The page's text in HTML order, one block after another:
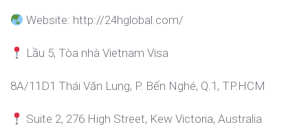
Website: http://24hglobal.com/
Lầu 5, Tòa nhà Vietnam Visa
8A/11D1 Thái Văn Lung, P. Bến Nghé, Q.1, TP.HCM
Suite 2, 276 High Street, Kew Victoria, Australia